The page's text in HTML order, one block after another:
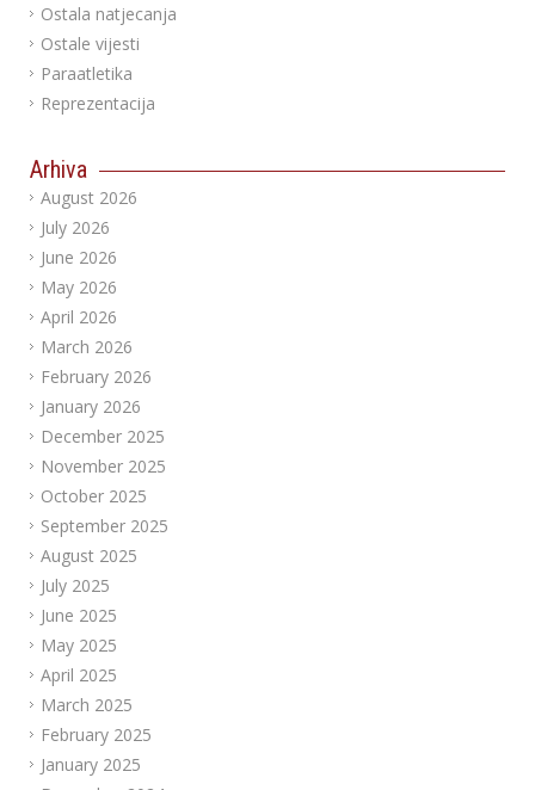
Ostala natjecanja
Ostale vijesti
Paraatletika
Reprezentacija
Arhiva
August 2026
July 2026
June 2026
May 2026
April 2026
March 2026
February 2026
January 2026
December 2025
November 2025
October 2025
September 2025
August 2025
July 2025
June 2025
May 2025
April 2025
March 2025
February 2025
January 2025